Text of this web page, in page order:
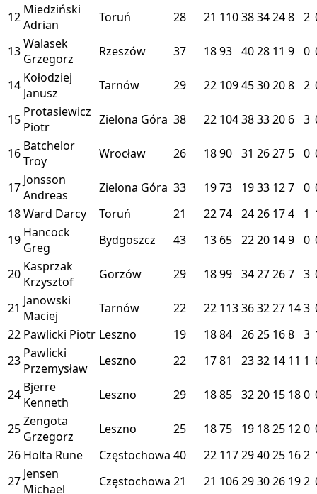
12 Miedziński
Adrian
Toruń 28 21 1103834248 2
13Walasek
Grzegorz
Rzeszów 37 1893 4028 11 9 0
14 Kołodziej
Janusz
Tarnów 29 22 1094530208 2
15 Protasiewicz
Piotr
Zielona Góra 38 22 104383320 6 3
16 Batchelor
Troy
Wrocław 26 1890 31 2627 5 0
17 Jonsson
Andreas
Zielona Góra 33 1973 1933 127 0
18Ward Darcy Toruń 21 2274 2426 174 1
19 Hancock
Greg
Bydgoszcz 43 13 65 2220 149 0
20 Kasprzak
Krzysztof
Gorzów 29 1899 3427267 3
21 Janowski
Maciej
Tarnów 22 22 113363227 143
22 Pawlicki Piotr Leszno 19 1884 2625 168 3
23 Pawlicki
Przemysław
Leszno 22 1781 2332 14 11 1
24 Bjerre
Kenneth
Leszno 29 1885 3220 15 180
25Zengota
Grzegorz
Leszno 25 1875 19 1825 120
26 Holta Rune Częstochowa 40 22 117294025 162
27 Jensen
Michael
Częstochowa 21 21 106293026 192